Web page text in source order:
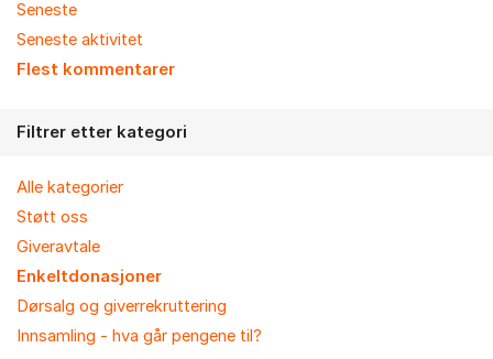
Seneste
Seneste aktivitet
Flest kommentarer
Filtrer etter kategori
Alle kategorier
Støtt oss
Giveravtale
Enkeltdonasjoner
Dørsalg og giverrekruttering
Innsamling - hva går pengene til?